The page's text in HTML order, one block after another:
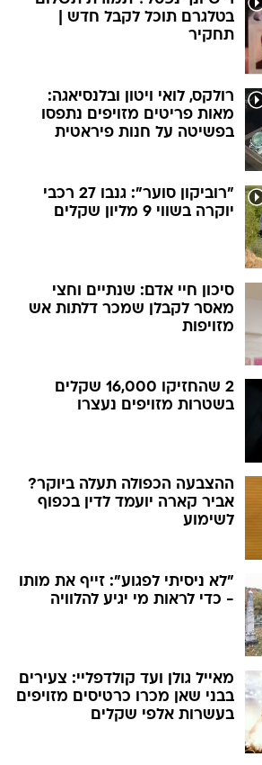
בטלגרם תוכל לקבל חדש |
תחקיר
רולקס, לואי ויטון ובלנסיאגה:
מאות פריטים מזויפים נתפסו
בפשיטה על חנות פיראטית
"רוביקון סוער": גנבו 27 רכבי
יוקרה בשווי 9 מליון שקלים
סיכון חיי אדם: שנתיים וחצי
מאסר לקבלן שמכר דלתות אש
מזויפות
2 שהחזיקו 16,000 שקלים
בשטרות מזויפים נעצרו
ההצבעה הכפולה תעלה ביוקר?
אביר קארה יועמד לדין בכפוף
לשימוע
"לא ניסיתי לפגוע": זייף את מותו
- כדי לראות מי יגיע להלוויה
מאייל גולן ועד קולדפליי: צעירים
בבני שאן מכרו כרטיסים מזויפים
בעשרות אלפי שקלים